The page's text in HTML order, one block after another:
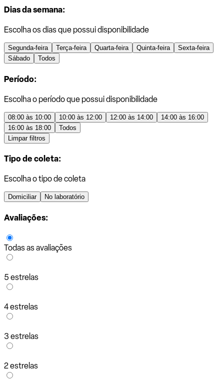
Dias da semana:
Escolha os dias que possui disponibilidade
Segunda-feira Terça-feira Quarta-feira Quinta-feira
Sexta-feira
Sábado
Todos
Período:
Escolha o período que possui disponibilidade
08:00 às 10:00 10:00 às 12:00 12:00 às 14:00
14:00 às 16:00
16:00 às 18:00
Todos
Limpar filtros
Tipo de coleta:
Escolha o tipo de coleta
Domiciliar No laboratório
Avaliações:
Todas as avaliações
5 estrelas
4 estrelas
3 estrelas
2 estrelas